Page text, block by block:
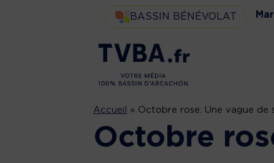
BASSIN BÉNÉVOLAT
Accueil » Octobre rose: Une vague de
Octobre